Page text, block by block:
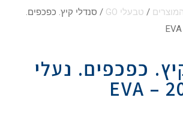
/ טבעלי GO
/ סנדלי קיץ. כפכפים.
כפכפים. נעלי